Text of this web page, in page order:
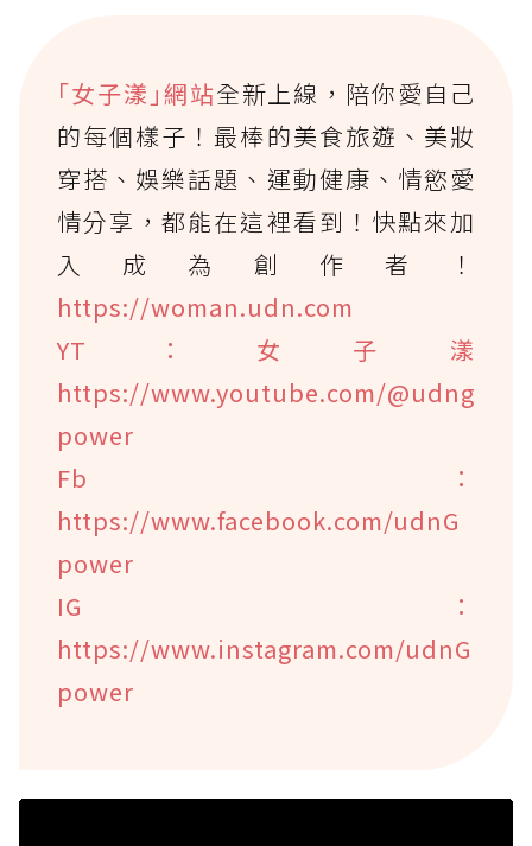
｢女子漾｣網站全新上線，陪你愛自己
的每個樣子！最棒的美食旅遊、美妝
穿搭、娛樂話題、運動健康、情慾愛
情分享，都能在這裡看到！快點來加
入成為創作者！
https://woman.udn.com
YT：女子漾
https://www.youtube.com/@udng
power
Fb：
https://www.facebook.com/udnG
power
IG：
https://www.instagram.com/udnG
power